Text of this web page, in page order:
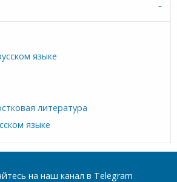
языке
литература
языке
на наш канал в Telegram